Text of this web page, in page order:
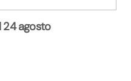
24 agosto